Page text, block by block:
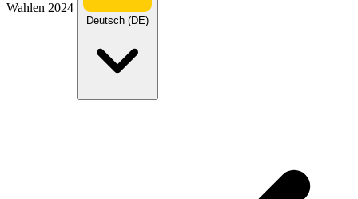
Wahlen 2024
Deutsch (DE)